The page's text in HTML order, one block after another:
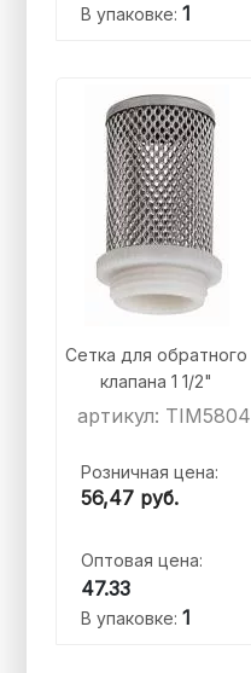
В упаковке:1
Сетка для обратного
клапана 1 1/2"
артикул: TIM5804
Розничная цена:
56,47 руб.
Оптовая цена:
47.33
В упаковке:1